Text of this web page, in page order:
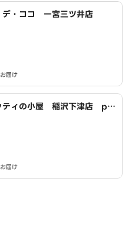
デ・ココ 一宮三ツ井店
届け
ティの小屋 稲沢下津店 po
届け